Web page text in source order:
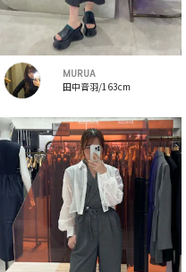
MURUA
田中音羽/163cm